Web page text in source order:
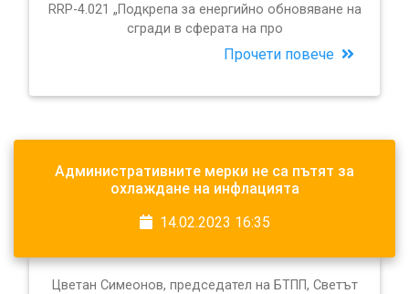
RRP-4.021 „Подкрепа за енергийно обновяване на
сгради в сферата на про
Прочети повече
Административните мерки не са пътят за
охлаждане на инфлацията
14.02.2023 16:35
Цветан Симеонов, председател на БТПП, Светът